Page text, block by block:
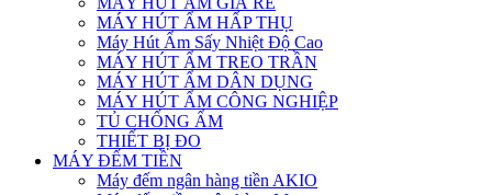
MÁY HÚT ẨM HẤP THỤ
Máy Hút Ẩm Sấy Nhiệt Độ Cao
MÁY HÚT ẨM TREO TRẦN
MÁY HÚT ẨM DÂN DỤNG
MÁY HÚT ẨM CÔNG NGHIỆP
TỦ CHỐNG ẨM
THIẾT BỊ ĐO
MÁY ĐẾM TIỀN
Máy đếm ngân hàng tiền AKIO